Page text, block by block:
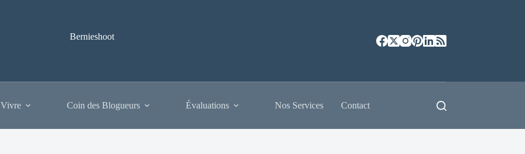
Bernieshoot
Coin des Blogueurs Évaluations Nos Services Contact